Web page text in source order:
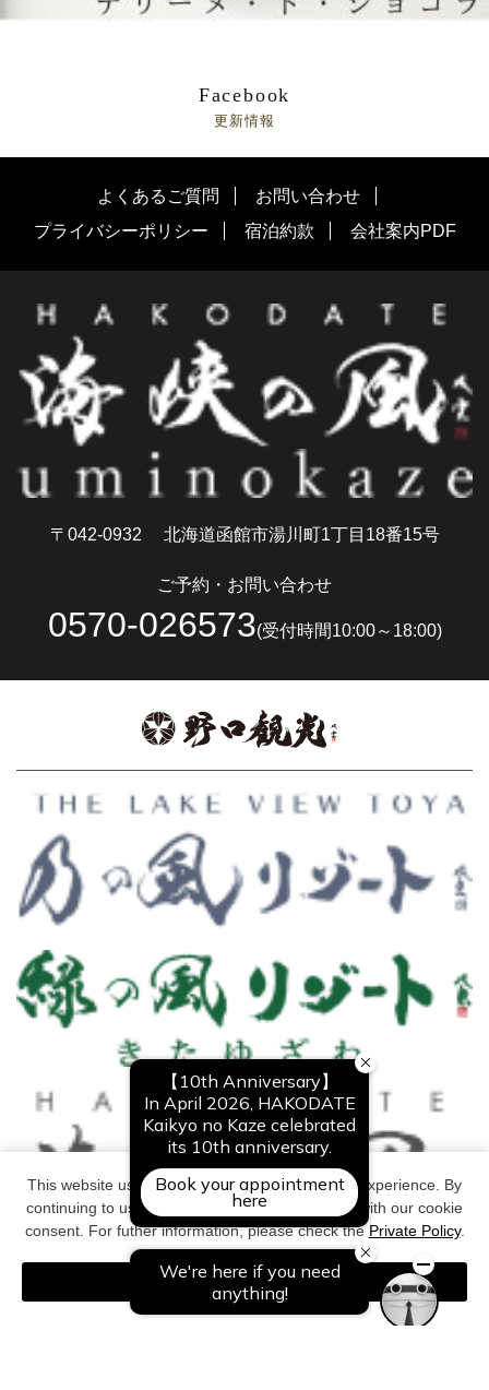
Facebook
更新情報
よくあるご質問
お問い合わせ
プライバシーポリシー
宿泊約款 会社案内PDF
〒042-0932 北海道函館市湯川町1丁目18番15号
ご予約・お問い合わせ
0570-026573(受付時間10:00～18:00)
Copyright©All Right Reserved. NOGUCHI KANKO CO,Ltd.
This website uses cookies to improve your user experience. By
continuing to use this website, you have agreed with our cookie
consent. For futher information, please check thePrivate Policy.
Agree